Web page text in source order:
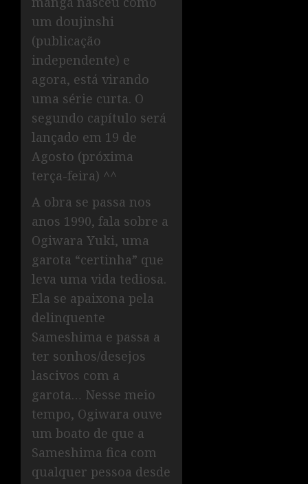
um doujinshi
(publicação
independente) e
agora, está virando
uma série curta. O
segundo capítulo será
lançado em 19 de
Agosto (próxima
terça-feira) ^^
A obra se passa nos
anos 1990, fala sobre a
Ogiwara Yuki, uma
garota “certinha” que
leva uma vida tediosa.
Ela se apaixona pela
delinquente
Sameshima e passa a
ter sonhos/desejos
lascivos com a
garota… Nesse meio
tempo, Ogiwara ouve
um boato de que a
Sameshima fica com
qualquer pessoa desde